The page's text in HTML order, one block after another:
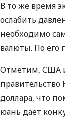
В то же время
ослабить
необходимо
валюты. По его
Отметим, США
доллара, что
юань дает